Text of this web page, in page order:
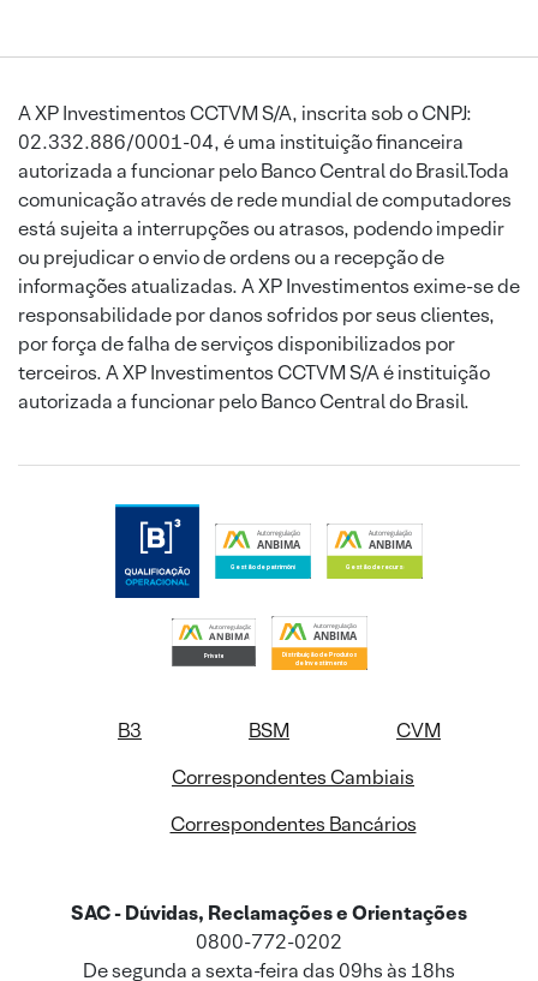
A XP Investimentos CCTVM S/A, inscrita sob o CNPJ:
02.332.886/0001-04, é uma instituição financeira
autorizada a funcionar pelo Banco Central do Brasil.Toda
comunicação através de rede mundial de computadores
está sujeita a interrupções ou atrasos, podendo impedir
ou prejudicar o envio de ordens ou a recepção de
informações atualizadas. A XP Investimentos exime-se de
responsabilidade por danos sofridos por seus clientes,
por força de falha de serviços disponibilizados por
terceiros. A XP Investimentos CCTVM S/A é instituição
autorizada a funcionar pelo Banco Central do Brasil.
B3 BSM
CVM
Correspondentes Cambiais
Correspondentes Bancários
SAC - Dúvidas, Reclamações e Orientações
0800-772-0202
De segunda a sexta-feira das 09hs às 18hs